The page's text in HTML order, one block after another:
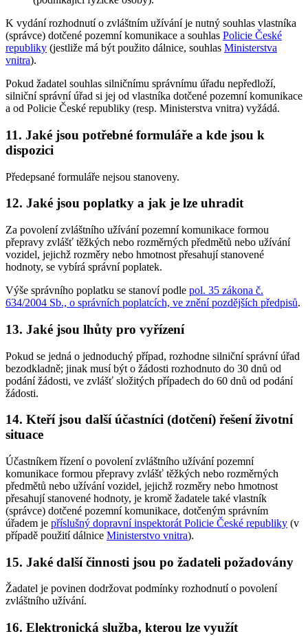
K vydání rozhodnutí o zvláštním užívání je nutný souhlas vlastníka
(správce) dotčené pozemní komunikace a souhlas Policie České
republiky (jestliže má být použito dálnice, souhlas Ministerstva
vnitra).
Pokud žadatel souhlas silničnímu správnímu úřadu nepředloží,
silniční správní úřad si jej od vlastníka dotčené pozemní komunikace
a od Policie České republiky (resp. Ministerstva vnitra) vyžádá.
11. Jaké jsou potřebné formuláře a kde jsou k
dispozici
Předepsané formuláře nejsou stanoveny.
12. Jaké jsou poplatky a jak je lze uhradit
Za povolení zvláštního užívání pozemní komunikace formou
přepravy zvlášť těžkých nebo rozměrných předmětů nebo užívání
vozidel, jejichž rozměry nebo hmotnost přesahují stanovené
hodnoty, se vybírá správní poplatek.
Výše správního poplatku se stanoví podle pol. 35 zákona č.
634/2004 Sb., o správních poplatcích, ve znění pozdějších předpisů.
13. Jaké jsou lhůty pro vyřízení
Pokud se jedná o jednoduchý případ, rozhodne silniční správní úřad
bezodkladně; jinak musí být o žádosti rozhodnuto do 30 dnů od
podání žádosti, ve zvlášť složitých případech do 60 dnů od podání
žádosti.
14. Kteří jsou další účastníci (dotčení) řešení životní
situace
Účastníkem řízení o povolení zvláštního užívání pozemní
komunikace formou přepravy zvlášť těžkých nebo rozměrných
předmětů nebo užívání vozidel, jejichž rozměry nebo hmotnost
přesahují stanovené hodnoty, je kromě žadatele také vlastník
(správce) dotčené pozemní komunikace, dotčeným správním
úřadem je příslušný dopravní inspektorát Policie České republiky (v
případě použití dálnice Ministerstvo vnitra).
15. Jaké další činnosti jsou po žadateli požadovány
Žadatel je povinen dodržovat podmínky rozhodnutí o povolení
zvláštního užívání.
16. Elektronická služba, kterou lze využít